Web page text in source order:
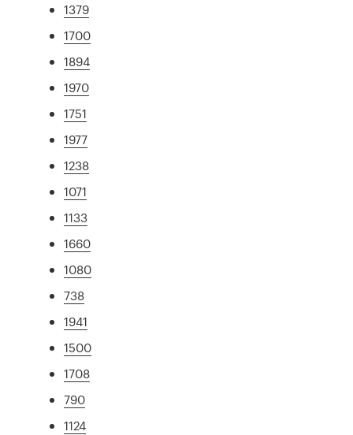
1379
1700
1894
1970
1751
1977
1238
1071
1133
1660
1080
738
1941
1500
1708
790
1124